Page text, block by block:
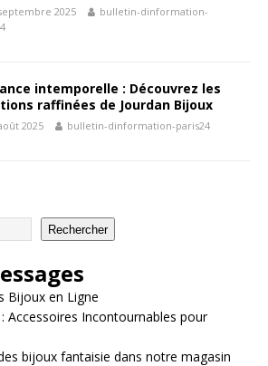
2025
bulletin-dinformation-
intemporelle : Découvrez les
raffinées de Jourdan Bijoux
2025 bulletin-dinformation-paris24
Rechercher
Bijoux en Ligne
Accessoires Incontournables pour
bijoux fantaisie dans notre magasin